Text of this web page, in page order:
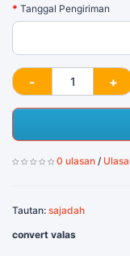
Tanggal Pengiriman
0 ulasan /
Tautan: sajadah
convert valas